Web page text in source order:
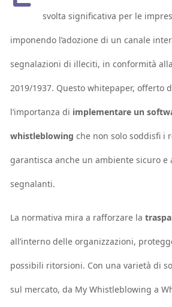
svolta significativa per le
imponendo l’adozione di un canale
segnalazioni di illeciti, in conformità
2019/1937. Questo whitepaper, offerto
l’importanza di implementare un
whistleblowing che non solo soddisfi i
garantisca anche un ambiente sicuro e
segnalanti.
La normativa mira a rafforzare la
all’interno delle organizzazioni,
possibili ritorsioni. Con una varietà di
sul mercato, da My Whistleblowing a